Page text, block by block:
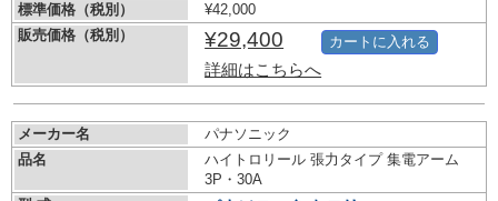
標準価格（税別）
¥42,000
販売価格（税別）
¥29,400
詳細はこちらへ
カートに入れる
メーカー名
パナソニック
品名
ハイトロリール 張力タイプ 集電アーム
3P・30A